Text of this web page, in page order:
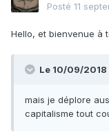
Posté 11
Hello, et bienvenue à
Le 10/09/2018
mais je déplore
capitalisme tout